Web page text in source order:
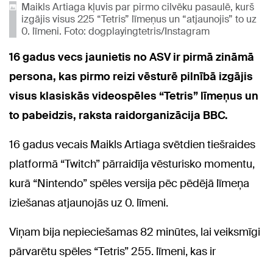
Maikls Artiaga kļuvis par pirmo cilvēku pasaulē, kurš
izgājis visus 225 “Tetris” līmeņus un “atjaunojis” to uz
0. līmeni. Foto: dogplayingtetris/Instagram
16 gadus vecs jaunietis no ASV ir pirmā zināmā
persona, kas pirmo reizi vēsturē pilnībā izgājis
visus klasiskās videospēles “Tetris” līmeņus un
to pabeidzis, raksta raidorganizācija BBC.
16 gadus vecais Maikls Artiaga svētdien tiešraides
platformā “Twitch” pārraidīja vēsturisko momentu,
kurā “Nintendo” spēles versija pēc pēdējā līmeņa
iziešanas atjaunojās uz 0. līmeni.
Viņam bija nepieciešamas 82 minūtes, lai veiksmīgi
pārvarētu spēles “Tetris” 255. līmeni, kas ir